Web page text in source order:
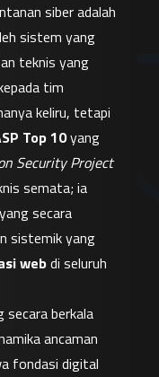
siber adalah
sistem yang
teknis yang
tim
keliru, tetapi
Top 10 yang
Security Project
semata; ia
yang secara
sistemik yang
web di seluruh
berkala
ancaman
fondasi digital